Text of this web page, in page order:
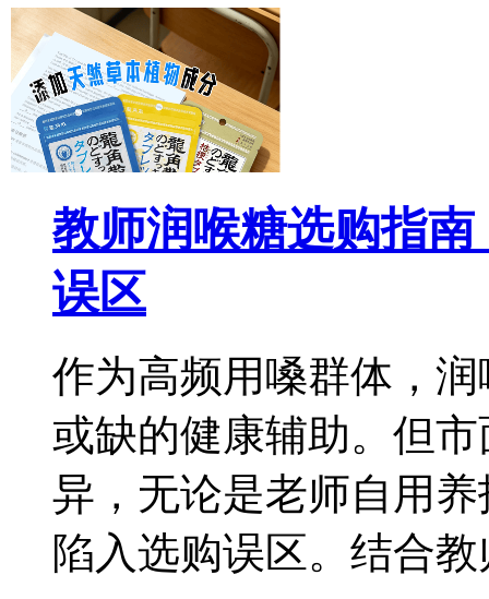
教师润喉糖选购指
误区
作为高频用嗓群体，
或缺的健康辅助。但
异，无论是老师自用
陷入选购误区。结合